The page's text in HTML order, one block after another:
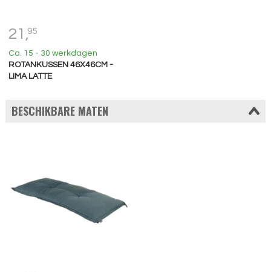
21,95
Ca. 15 - 30 werkdagen
ROTANKUSSEN 46X46CM -
LIMA LATTE
BESCHIKBARE MATEN